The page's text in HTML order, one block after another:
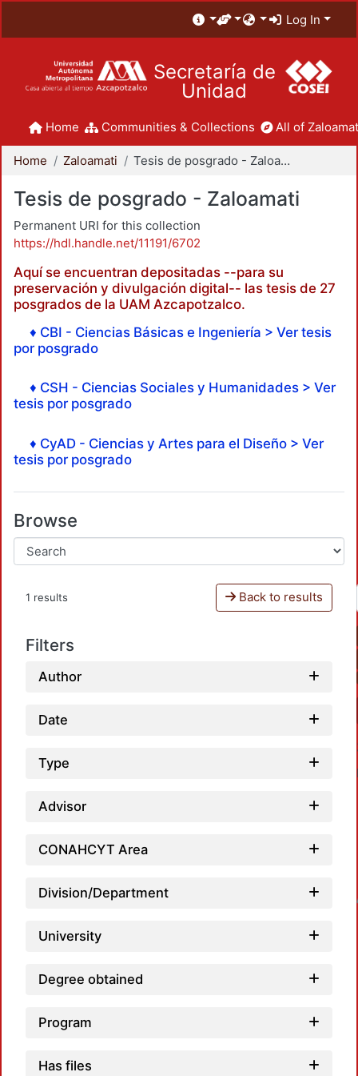
Log In
Secretaría de
Unidad
Home Communities & Collections All of
Home Zaloamati Tesis de posgrado - Zaloamati
Tesis de posgrado - Zaloamati
Permanent URI for this collection
https://hdl.handle.net/11191/6702
Aquí se encuentran depositadas --para su
preservación y divulgación digital-- las tesis de 27
posgrados de la UAM Azcapotzalco.
♦ CBI - Ciencias Básicas e Ingeniería > Ver tesis
por posgrado
♦ CSH - Ciencias Sociales y Humanidades > Ver
tesis por posgrado
♦ CyAD - Ciencias y Artes para el Diseño > Ver
tesis por posgrado
Browse
1 results Back to results
Filters
Author
Date
Type
Advisor
CONAHCYT Area
Division/Department
University
Degree obtained
Program
Has files